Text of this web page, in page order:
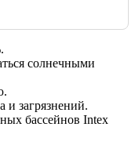
солнечными
и загрязнений.
бассейнов Intex